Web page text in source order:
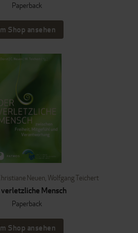
Paperback
Shop ansehen
Neuen, Wolfgang Teichert
Mensch
Paperback
Shop ansehen